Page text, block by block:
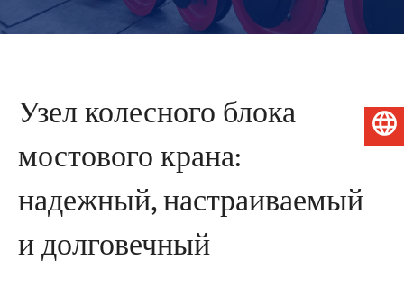
Узел колесного блока
мостового крана:
надежный, настраиваемый
и долговечный
Русский